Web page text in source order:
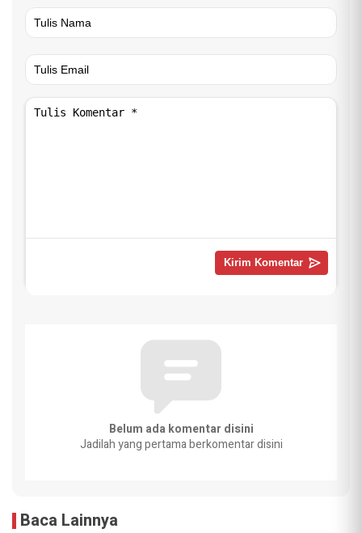
Belum ada komentar disini
Jadilah yang pertama berkomentar disini
Baca Lainnya